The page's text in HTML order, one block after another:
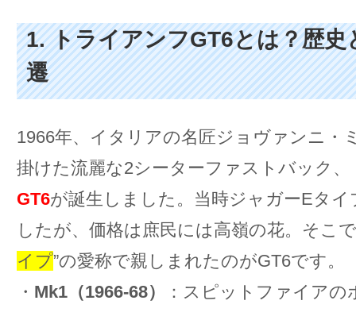
1. トライアンフGT6とは？歴史
遷
1966年、イタリアの名匠ジョヴァンニ・
掛けた流麗な2シーターファストバック、
GT6が誕生しました。当時ジャガーEタ
したが、価格は庶民には高嶺の花。そこで
イプ”の愛称で親しまれたのがGT6です。
・ Mk1（1966-68）
：スピットファイアの